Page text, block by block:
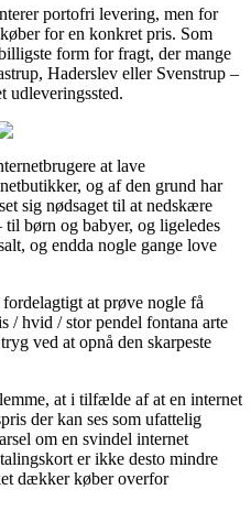
portofri levering, men for
for en konkret pris. Som
form for fragt, der mange
Haderslev eller Svenstrup –
udleveringssted.
at lave
og af den grund har
sig nødsaget til at nedskære
til børn og babyer, og ligeledes
og endda nogle gange love
at prøve nogle få
/ hvid / stor pendel fontana arte
ved at opnå den skarpeste
at i tilfælde af at en internet
der kan ses som ufattelig
om en svindel internet
er ikke desto mindre
dækker køber overfor